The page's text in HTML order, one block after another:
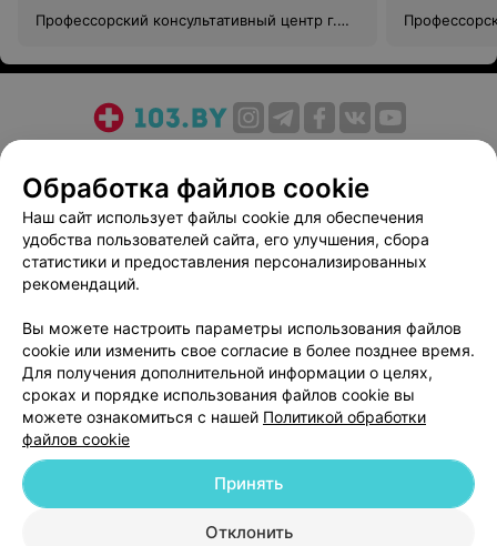
Профессорский консультативный центр г.
Медицинский маркетинг
Публичный договор
Пользовательское соглашение
Способы оплаты
Вакансии
Партнеры
Написать руководителю 103.by
Персональные настройки cookie
Обработка персональных данных
Обработка файлов cookie
Наш сайт использует файлы cookie для обеспечения
удобства пользователей сайта, его улучшения, сбора
статистики и предоставления персонализированных
рекомендаций.
Вы можете настроить параметры использования файлов
cookie или изменить свое согласие в более позднее время.
Для получения дополнительной информации о целях,
сроках и порядке использования файлов cookie вы
можете ознакомиться с нашей Политикой обработки
файлов cookie
Отклонить
Принять